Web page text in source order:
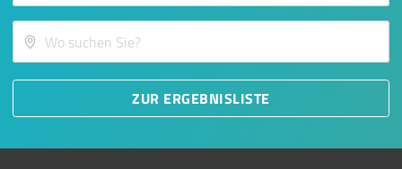
ZUR ERGEBNISLISTE